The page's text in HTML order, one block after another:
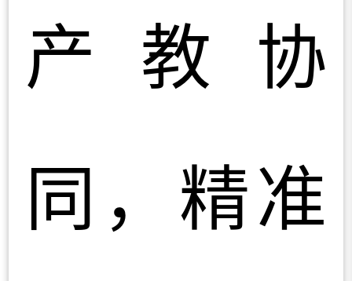
产教协
同，精准